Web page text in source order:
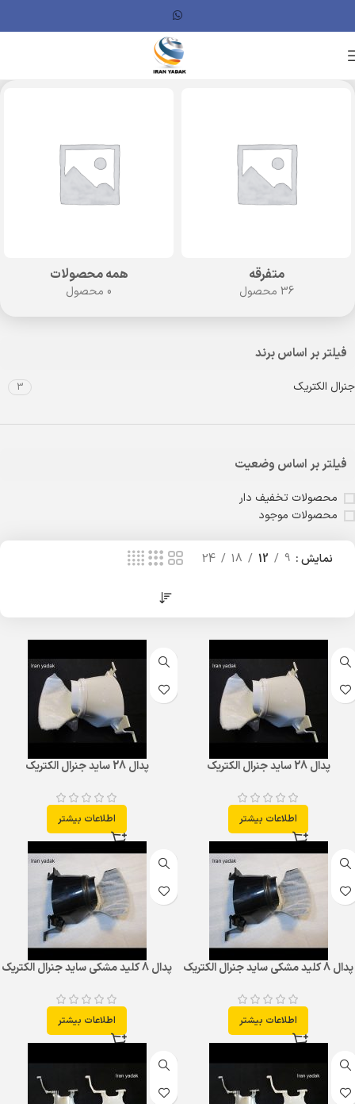
متفرقه
36 محصول
همه محصولات
0 محصول
فیلتر بر اساس برند
جنرال الکتریک 3
فیلتر بر اساس وضعیت
محصولات تخفیف دار
محصولات موجود
نمایش 9
12
18
24
پدال 28 ساید جنرال الکتریک
اطلاعات بیشتر
پدال 28 ساید جنرال الکتریک
اطلاعات بیشتر
پدال 8 کلید مشکی ساید جنرال الکتریک
اطلاعات بیشتر
پدال 8 کلید مشکی ساید جنرال الکتریک
اطلاعات بیشتر